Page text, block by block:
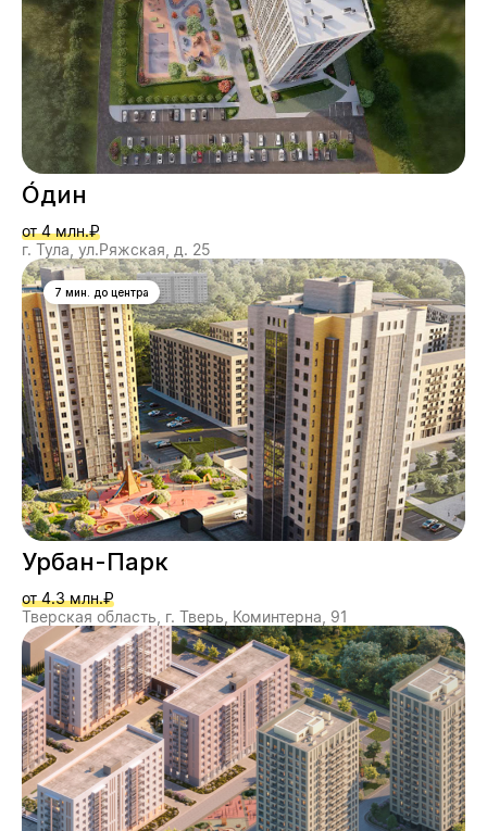
О́дин
от 4 млн.₽
г. Тула, ул.Ряжская, д. 25
7 мин. до центра
Урбан-Парк
от 4.3 млн.₽
Тверская область, г. Тверь, Коминтерна, 91